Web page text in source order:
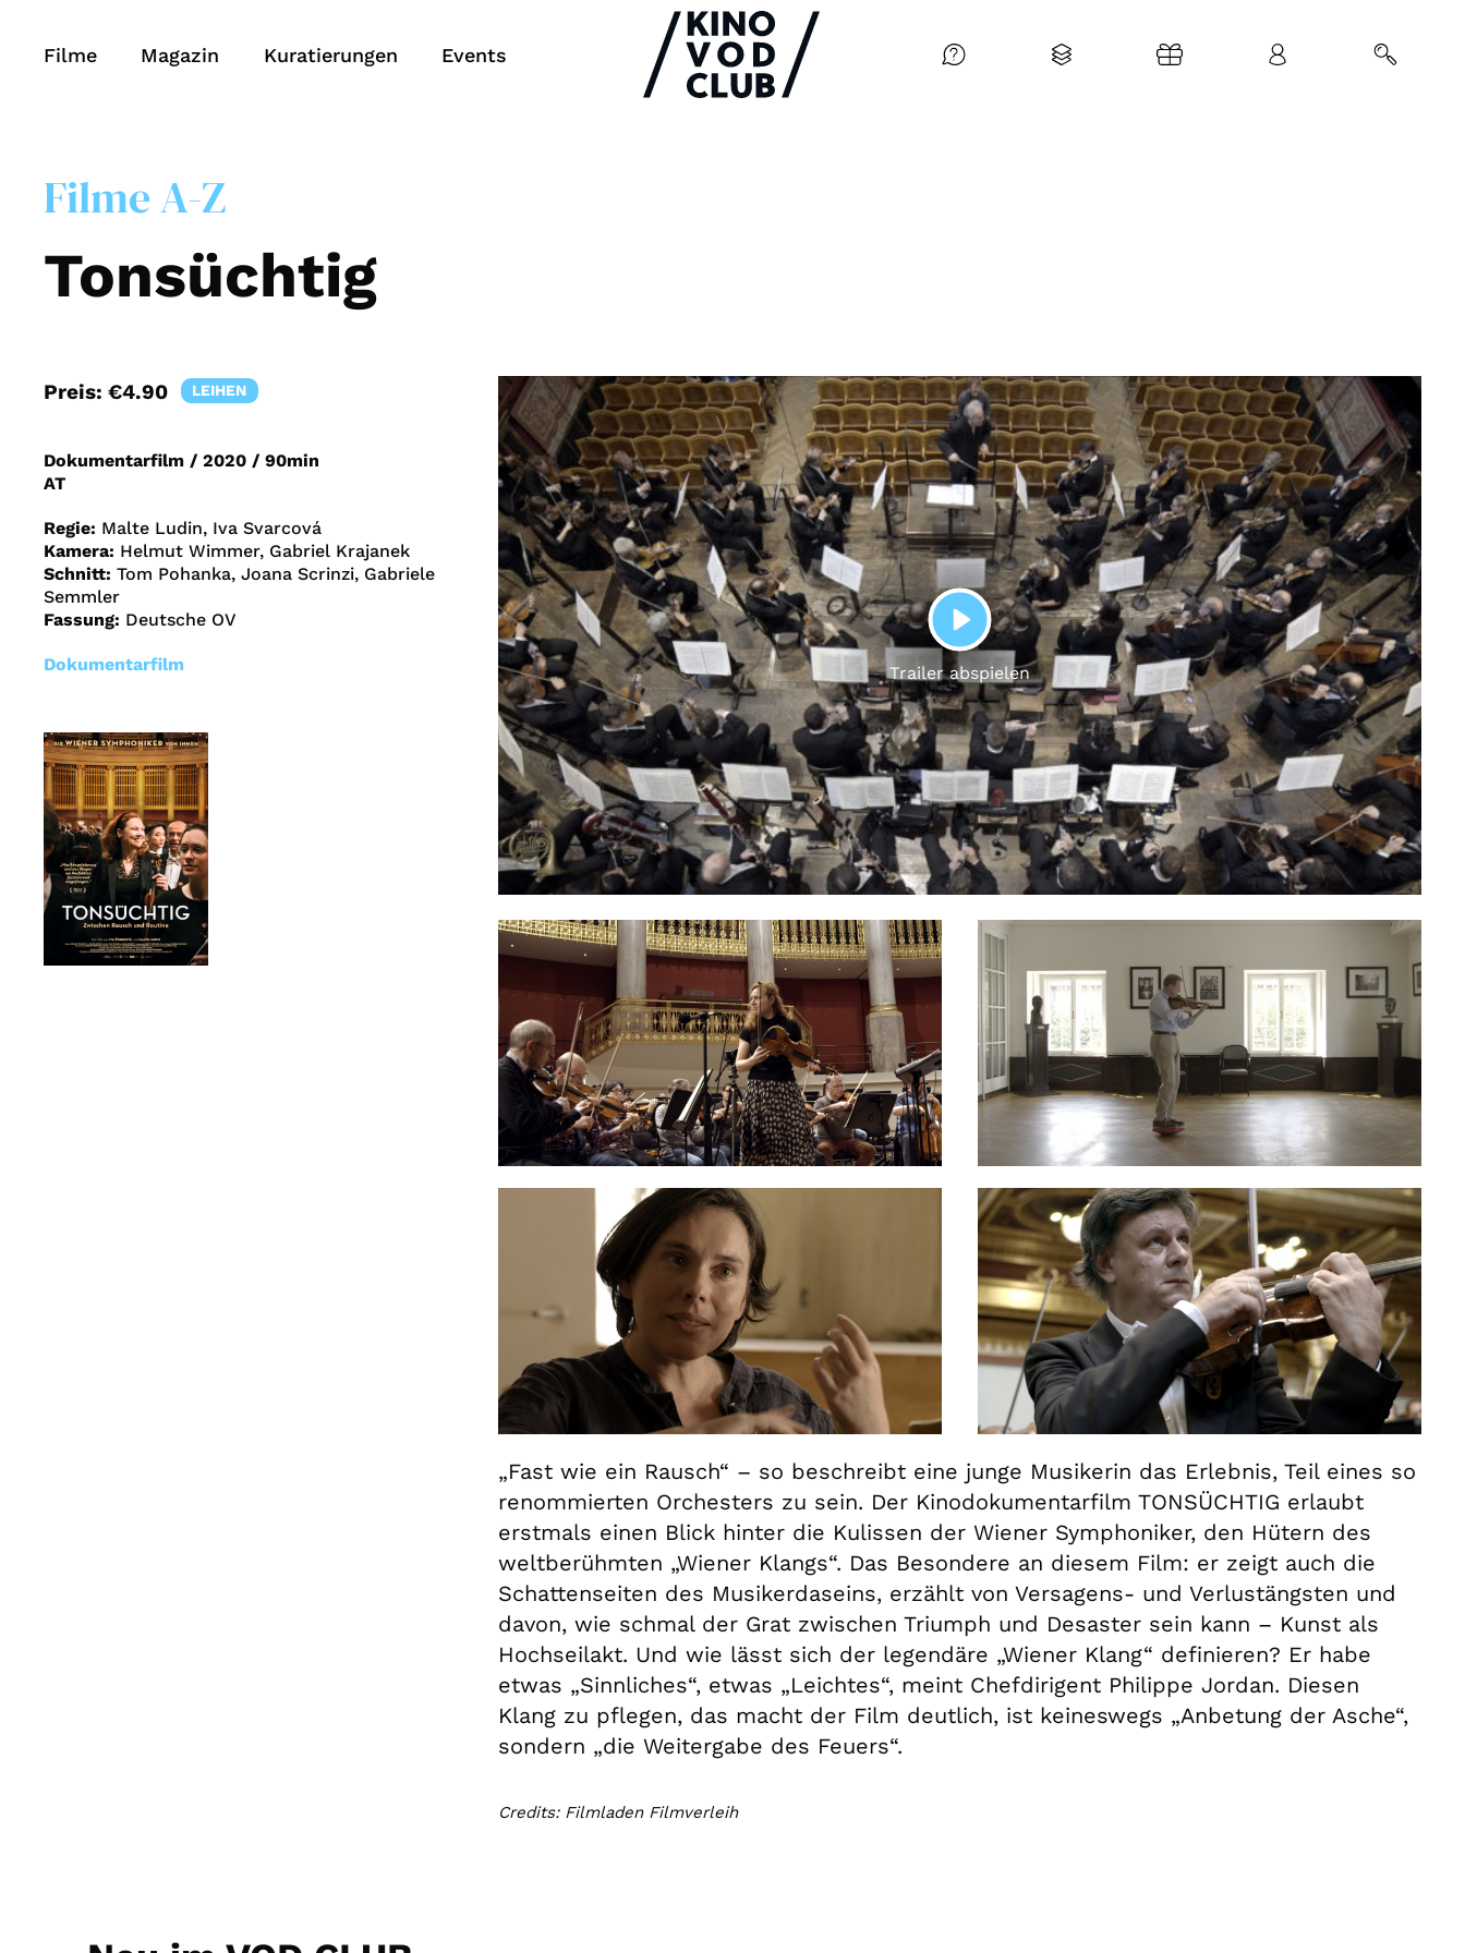
So geht’s
Filmpakete
Gutscheine
& Filmpässe
Account
Suche
Filme Magazin Kuratierungen Events
Filme A-Z
Tonsüchtig
Preis: €4.90 LEIHEN
PLAY
Trailer abspielen
Dokumentarfilm / 2020 / 90min
AT
Regie: Malte Ludin, Iva Svarcová
Kamera: Helmut Wimmer, Gabriel Krajanek
Schnitt: Tom Pohanka, Joana Scrinzi, Gabriele
Semmler
Fassung: Deutsche OV
Dokumentarfilm
„Fast wie ein Rausch“ – so beschreibt eine junge Musikerin das Erlebnis, Teil eines so
renommierten Orchesters zu sein. Der Kinodokumentarfilm TONSÜCHTIG erlaubt
erstmals einen Blick hinter die Kulissen der Wiener Symphoniker, den Hütern des
weltberühmten „Wiener Klangs“. Das Besondere an diesem Film: er zeigt auch die
Schattenseiten des Musikerdaseins, erzählt von Versagens- und Verlustängsten und
davon, wie schmal der Grat zwischen Triumph und Desaster sein kann – Kunst als
Hochseilakt. Und wie lässt sich der legendäre „Wiener Klang“ definieren? Er habe
etwas „Sinnliches“, etwas „Leichtes“, meint Chefdirigent Philippe Jordan. Diesen
Klang zu pflegen, das macht der Film deutlich, ist keineswegs „Anbetung der Asche“,
sondern „die Weitergabe des Feuers“.
Credits: Filmladen Filmverleih